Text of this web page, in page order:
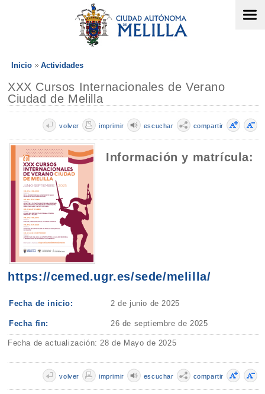
Inicio Actividades
XXX Cursos Internacionales de Verano
Ciudad de Melilla
compartir
escuchar
imprimir
volver
Información y matrícula:
https://cemed.ugr.es/sede/melilla/
Fecha de inicio: 2 de junio de 2025
Fecha fin: 26 de septiembre de 2025
Fecha de actualización: 28 de Mayo de 2025
compartir
escuchar
imprimir
volver